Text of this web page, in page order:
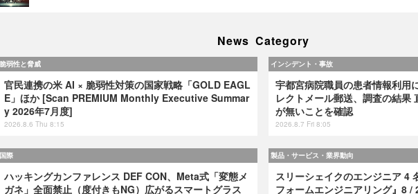
News Category
脆弱性と脅威
官民連携の米 AI × 脆弱性対策の国家戦略「GOLD EAGL
E」ほか [Scan PREMIUM Monthly Executive Summar
y 2026年7月度]
2026.8.6 Thu 8:15
インシデント・事故
宇都宮病院職員の患者情報利用
レクトメール郵送、調査の結果
が無いことを確認
2026.8.7 Fri 8:05
国際
ハッキングカンファレンス DEF CON、Meta式「変態メ
ガネ」全面禁止（度付きもNG）広がるスマートグラス
製品・サービス・業界動向
スリーシェイクのエンジニア 4
フォームエンジニアリング』8 /